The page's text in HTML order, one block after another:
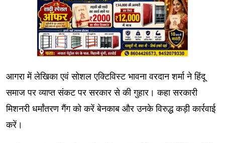
आगरा में लेखिका एवं सोशल एक्टिविस्ट भावना वरदान शर्मा ने हिंदू
समाज पर व्याप्त संकट पर सरकार से की गुहार। कहा सरकारी
मिशनरी धर्मांतरण गैंग को करें बेनकाब और उनके विरुद्ध कड़ी कार्रवाई
करें।